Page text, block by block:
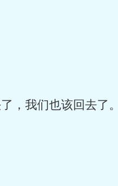
，我们也该回去了